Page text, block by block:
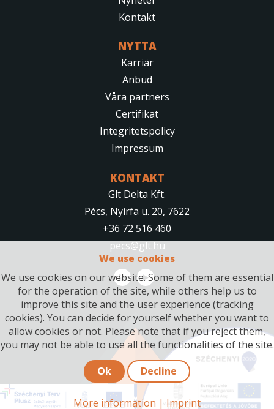
Kontakt
NYTTA
Karriär
Anbud
Våra partners
Certifikat
Integritetspolicy
Impressum
KONTAKT
Glt Delta Kft.
Pécs, Nyírfa u. 20, 7622
+36 72 516 460
pecs@glt.hu
We use cookies
We use cookies on our website. Some of them are essential
for the operation of the site, while others help us to
improve this site and the user experience (tracking
cookies). You can decide for yourself whether you want to
allow cookies or not. Please note that if you reject them,
you may not be able to use all the functionalities of the site.
Ok
Decline
More information | Imprint